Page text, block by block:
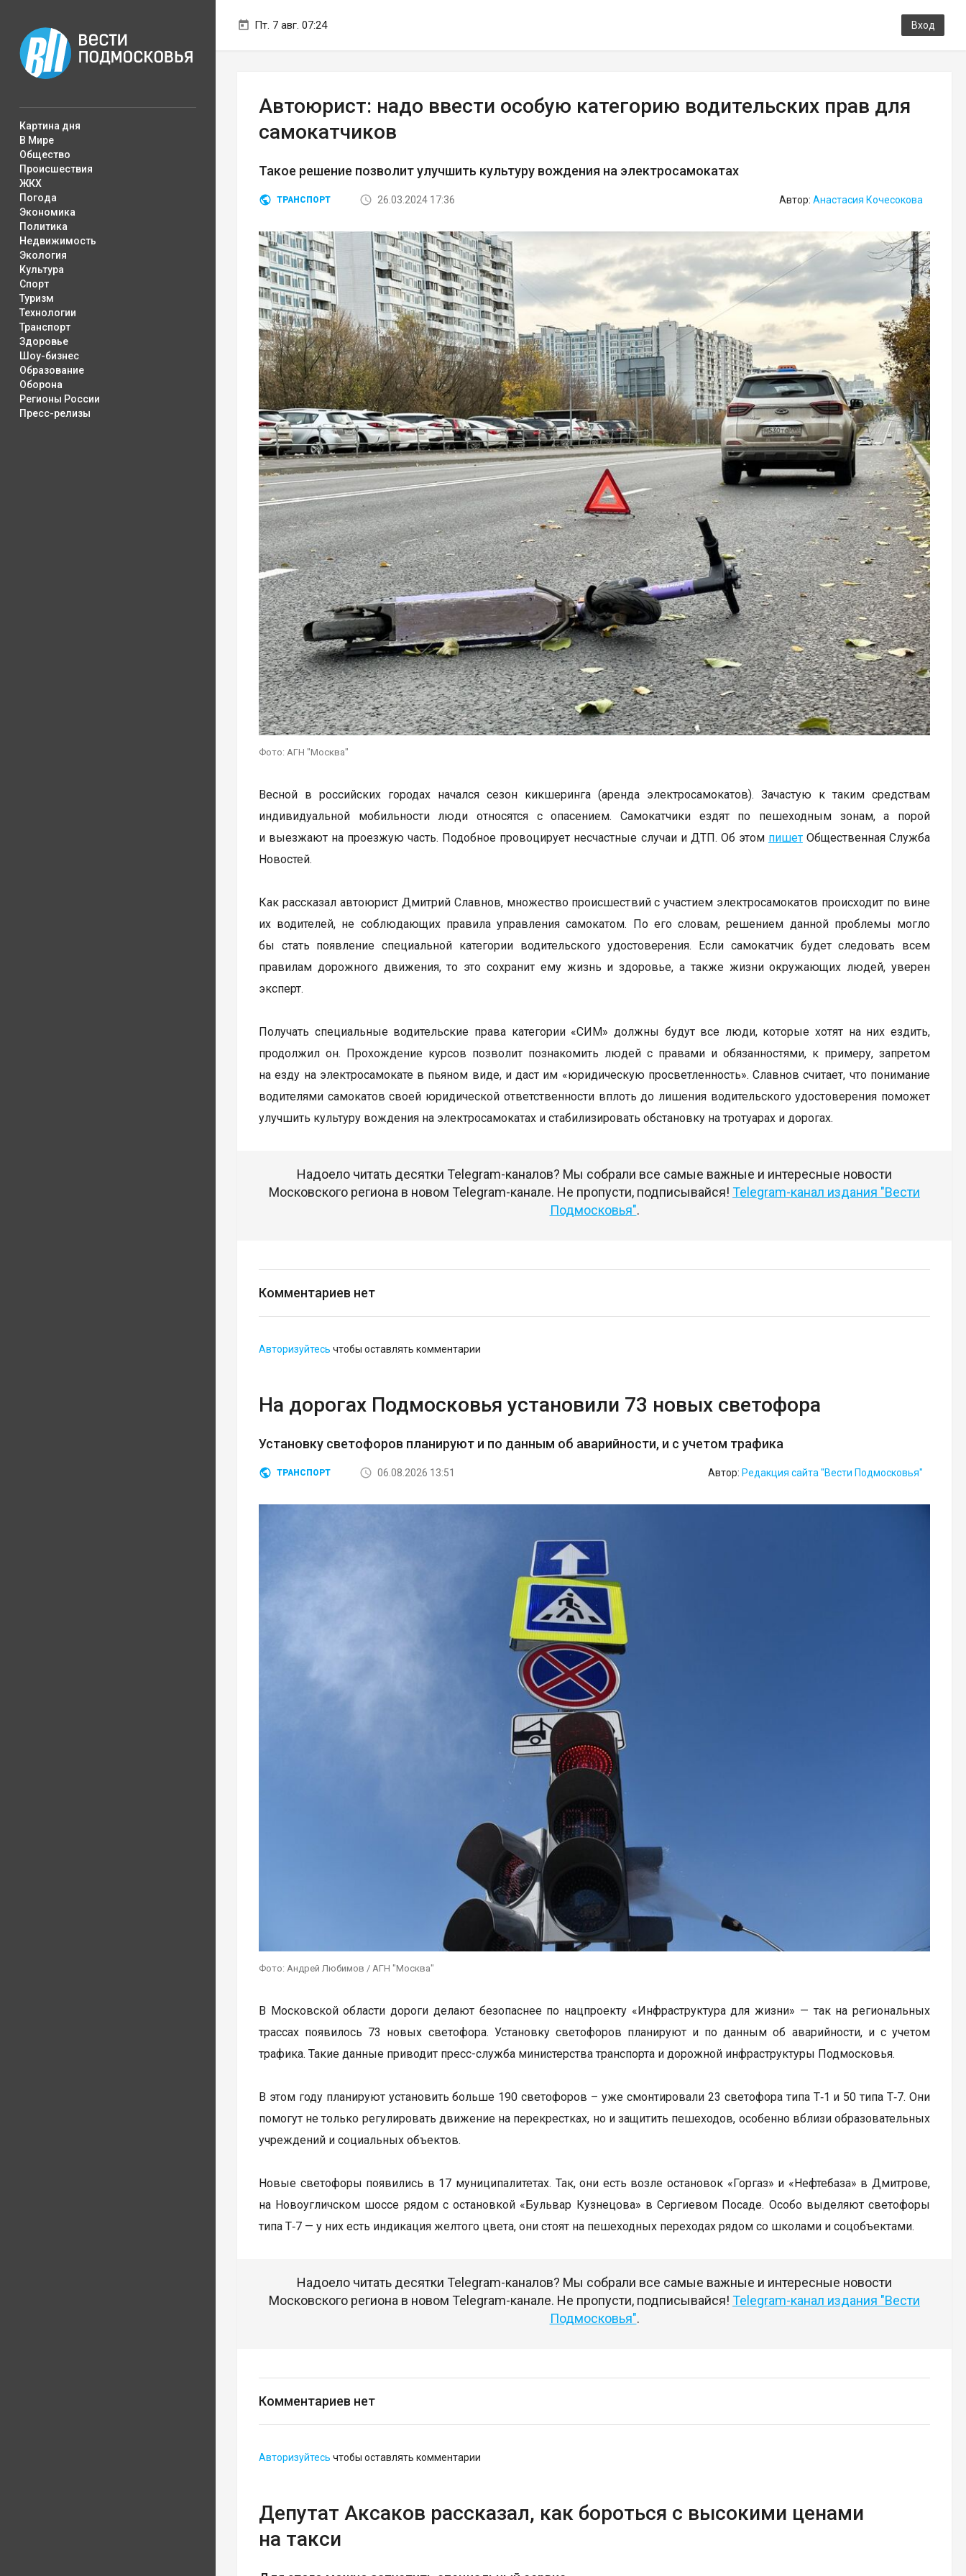
Пт. 7 авг. 07:24 Вход
Картина дня
В Мире
Общество
Происшествия
ЖКХ
Погода
Экономика
Политика
Недвижимость
Экология
Культура
Спорт
Туризм
Технологии
Транспорт
Здоровье
Шоу-бизнес
Образование
Оборона
Регионы России
Пресс-релизы
Автоюрист: надо ввести особую категорию водительских прав для
самокатчиков
Такое решение позволит улучшить культуру вождения на электросамокатах
ТРАНСПОРТ 26.03.2024 17:36 Автор: Анастасия Кочесокова
Фото: АГН "Москва"
Весной в российских городах начался сезон кикшеринга (аренда электросамокатов). Зачастую к таким средствам
индивидуальной мобильности люди относятся с опасением. Самокатчики ездят по пешеходным зонам, а порой
и выезжают на проезжую часть. Подобное провоцирует несчастные случаи и ДТП. Об этом пишетОбщественная Служба
Новостей.
Как рассказал автоюрист Дмитрий Славнов, множество происшествий с участием электросамокатов происходит по вине
их водителей, не соблюдающих правила управления самокатом. По его словам, решением данной проблемы могло
бы стать появление специальной категории водительского удостоверения. Если самокатчик будет следовать всем
правилам дорожного движения, то это сохранит ему жизнь и здоровье, а также жизни окружающих людей, уверен
эксперт.
Получать специальные водительские права категории «СИМ» должны будут все люди, которые хотят на них ездить,
продолжил он. Прохождение курсов позволит познакомить людей с правами и обязанностями, к примеру, запретом
на езду на электросамокате в пьяном виде, и даст им «юридическую просветленность». Славнов считает, что понимание
водителями самокатов своей юридической ответственности вплоть до лишения водительского удостоверения поможет
улучшить культуру вождения на электросамокатах и стабилизировать обстановку на тротуарах и дорогах.
Надоело читать десятки Telegram-каналов? Мы собрали все самые важные и интересные новости
Московского региона в новом Telegram-канале. Не пропусти, подписывайся! Telegram-канал издания "Вести
Подмосковья".
Комментариев нет
Авторизуйтесь чтобы оставлять комментарии
На дорогах Подмосковья установили 73 новых светофора
Установку светофоров планируют и по данным об аварийности, и с учетом трафика
ТРАНСПОРТ 06.08.2026 13:51 Автор: Редакция сайта "Вести Подмосковья"
Фото: Андрей Любимов / АГН "Москва"
В Московской области дороги делают безопаснее по нацпроекту «Инфраструктура для жизни» — так на региональных
трассах появилось 73 новых светофора. Установку светофоров планируют и по данным об аварийности, и с учетом
трафика. Такие данные приводит пресс-служба министерства транспорта и дорожной инфраструктуры Подмосковья.
В этом году планируют установить больше 190 светофоров – уже смонтировали 23 светофора типа Т‑1 и 50 типа Т‑7. Они
помогут не только регулировать движение на перекрестках, но и защитить пешеходов, особенно вблизи образовательных
учреждений и социальных объектов.
Новые светофоры появились в 17 муниципалитетах. Так, они есть возле остановок «Горгаз» и «Нефтебаза» в Дмитрове,
на Новоугличском шоссе рядом с остановкой «Бульвар Кузнецова» в Сергиевом Посаде. Особо выделяют светофоры
типа Т‑7 — у них есть индикация желтого цвета, они стоят на пешеходных переходах рядом со школами и соцобъектами.
Надоело читать десятки Telegram-каналов? Мы собрали все самые важные и интересные новости
Московского региона в новом Telegram-канале. Не пропусти, подписывайся! Telegram-канал издания "Вести
Подмосковья".
Комментариев нет
Авторизуйтесь чтобы оставлять комментарии
Депутат Аксаков рассказал, как бороться с высокими ценами
на такси